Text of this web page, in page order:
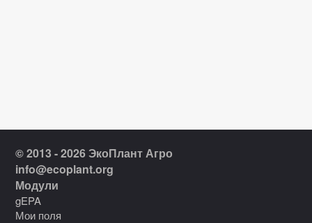
© 2013 - 2026 ЭкоПлант Агро
info@ecoplant.org
Модули
gEPA
Мои поля